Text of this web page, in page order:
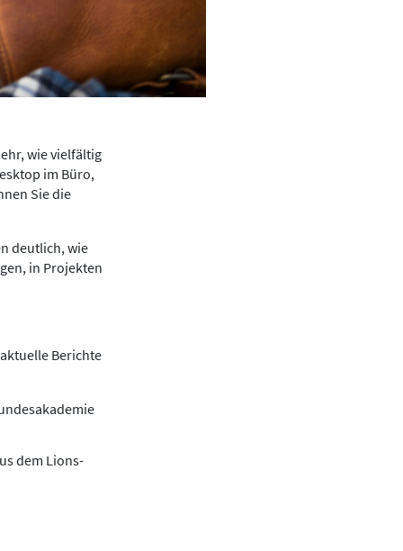
wie vielfältig
im Büro,
Sie die
deutlich, wie
in Projekten
Berichte
dem Lions-